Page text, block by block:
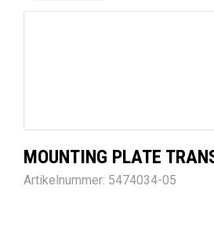
MOUNTING PLATE
Artikelnummer: 5474034-05